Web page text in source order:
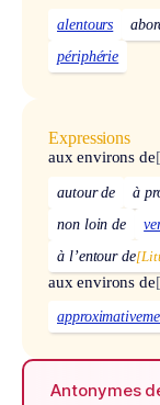
alentours
périphérie
Expressions
aux environs de
autour de à
non loin de
à l’entour de
aux environs de
Antonymes